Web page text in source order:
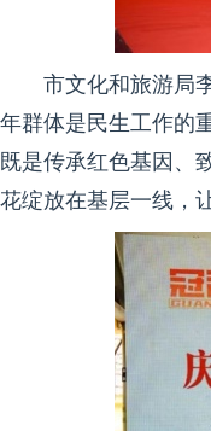
市文化和旅游局
年群体是民生工作的
既是传承红色基因、
花绽放在基层一线，